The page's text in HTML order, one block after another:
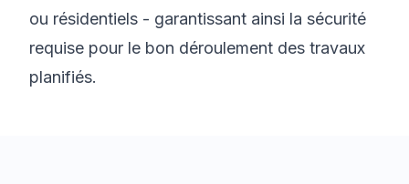
ou résidentiels - garantissant ainsi la sécurité
requise pour le bon déroulement des travaux
planifiés.